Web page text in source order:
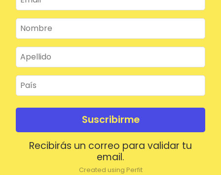
Suscribirme
Recibirás un correo para validar tu
email.
Created using Perfit
Mantenerme conectado
Acceder